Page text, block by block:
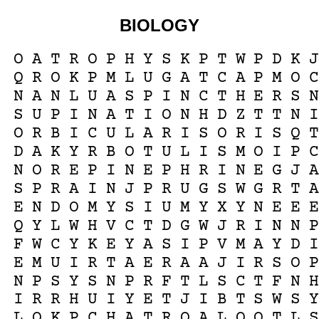
BIOLOGY
O A T R O P H Y S K P T W P D K J
Q R O K P M L U G A T C A P M O C
N A N L U A S P I N C T H E R S N
S U P I N A T I O N H D Z T T N I
O R B I C U L A R I S O R I S Q T
D A K Y R B O T U L I S M O I P C
N O R E P I N E P H R I N E G J A
S P R A I N J P R U G S W G R T A
E N D O M Y S I U M Y X Y N E E E
Q Y L W H V C T D G W J R I N N P
F W C Y K E Y A S I P V M A Y D I
E M U I R T A E R A A J I R S O P
N P S Y S N P R F T L S C T F N H
I R R H U I Y E T J I B T S W S Y